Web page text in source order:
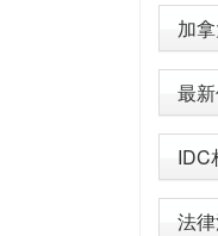
加
最
IDC
法